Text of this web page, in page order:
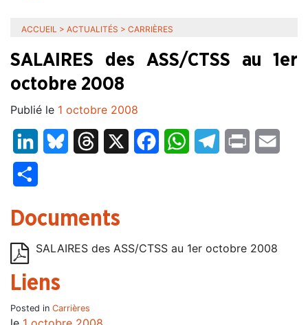
ACCUEIL > ACTUALITÉS > CARRIÈRES
SALAIRES des ASS/CTSS au 1er
octobre 2008
Publié le 1 octobre 2008
LinkedInBluesky Threads FacebookWhatsAppTelegram
Print
Documents
SALAIRES des ASS/CTSS au 1er octobre 2008
Liens
Posted in Carrières